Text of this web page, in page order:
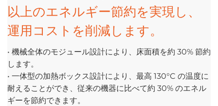
以上のエネルギー節約を実現し、
運用コストを削減します。
• 機械全体のモジュール設計により、床面積を約 30% 節約
します。
• 一体型の加熱ボックス設計により、最高 130°C の温度に
耐えることができ、従来の機器に比べて約 30% のエネル
ギーを節約できます。